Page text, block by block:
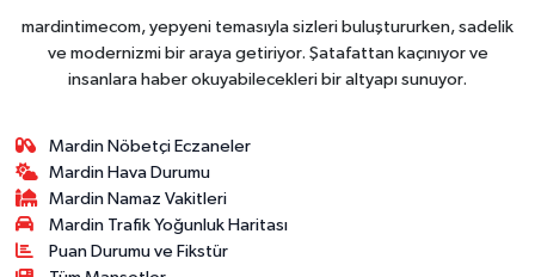
mardintimecom, yepyeni temasıyla sizleri buluştururken, sadelik
ve modernizmi bir araya getiriyor. Şatafattan kaçınıyor ve
insanlara haber okuyabilecekleri bir altyapı sunuyor.
Mardin Nöbetçi Eczaneler
Mardin Hava Durumu
Mardin Namaz Vakitleri
Mardin Trafik Yoğunluk Haritası
Puan Durumu ve Fikstür